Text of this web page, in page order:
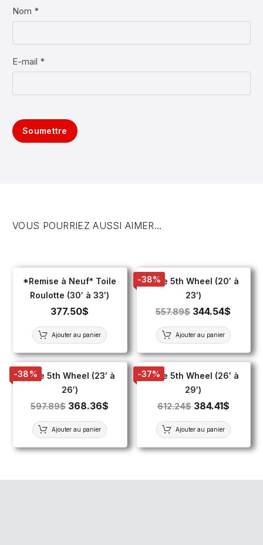
Nom *
E-mail *
Soumettre
VOUS POURRIEZ AUSSI AIMER...
*Remise à Neuf* Toile
Roulotte (30′ à 33′)
377.50$
Ajouter au panier
-38%
Toile 5th Wheel (20′ à
23′)
557.89$ 344.54$
Ajouter au panier
-38%
Toile 5th Wheel (23′ à
26′)
597.89$ 368.36$
Ajouter au panier
-37%Toile 5th Wheel (26′ à
29′)
612.24$ 384.41$
Ajouter au panier